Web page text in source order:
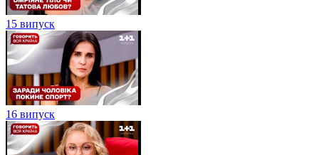
15 випуск
16 випуск